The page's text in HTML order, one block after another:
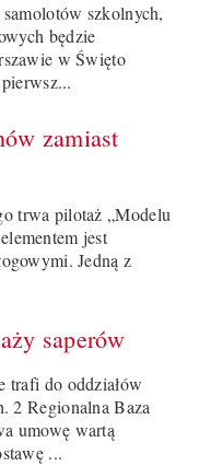
szkolnych,
będzie
w Święto
zamiast
trwa pilotaż „Modelu
jest
Jedną z
saperów
trafi do oddziałów
2 Regionalna Baza
umowę wartą
...